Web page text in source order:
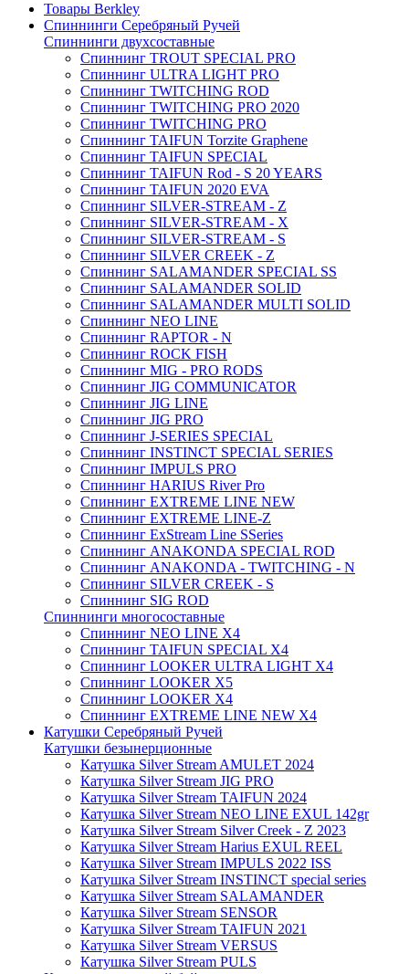
Товары Berkley
Спиннинги Серебряный Ручей
Спиннинги двухсоставные
Спиннинг TROUT SPECIAL PRO
Спиннинг ULTRA LIGHT PRO
Спиннинг TWITCHING ROD
Спиннинг TWITCHING PRO 2020
Спиннинг TWITCHING PRO
Спиннинг TAIFUN Torzite Graphene
Спиннинг TAIFUN SPECIAL
Спиннинг TAIFUN Rod - S 20 YEARS
Спиннинг TAIFUN 2020 EVA
Спиннинг SILVER-STREAM - Z
Спиннинг SILVER-STREAM - X
Спиннинг SILVER-STREAM - S
Спиннинг SILVER CREEK - Z
Спиннинг SALAMANDER SPECIAL SS
Спиннинг SALAMANDER SOLID
Спиннинг SALAMANDER MULTI SOLID
Спиннинг NEO LINE
Спиннинг RAPTOR - N
Спиннинг ROCK FISH
Спиннинг MIG - PRO RODS
Спиннинг JIG COMMUNICATOR
Спиннинг JIG LINE
Спиннинг JIG PRO
Спиннинг J-SERIES SPECIAL
Спиннинг INSTINCT SPECIAL SERIES
Спиннинг IMPULS PRO
Спиннинг HARIUS River Pro
Спиннинг EXTREME LINE NEW
Спиннинг EXTREME LINE-Z
Спиннинг ExStream Line SSeries
Спиннинг ANAKONDA SPECIAL ROD
Спиннинг ANAKONDA - TWITCHING - N
Спиннинг SILVER CREEK - S
Спиннинг SIG ROD
Спиннинги многосоставные
Спиннинг NEO LINE X4
Спиннинг TAIFUN SPECIAL X4
Спиннинг LOOKER ULTRA LIGHT X4
Спиннинг LOOKER X5
Спиннинг LOOKER X4
Спиннинг EXTREME LINE NEW X4
Катушки Серебряный Ручей
Катушки безынерционные
Катушка Silver Stream AMULET 2024
Катушка Silver Stream JIG PRO
Катушка Silver Stream TAIFUN 2024
Катушка Silver Stream NEO LINE EXUL 142gr
Катушка Silver Stream Silver Creek - Z 2023
Катушка Silver Stream Harius EXUL REEL
Катушка Silver Stream IMPULS 2022 ISS
Катушка Silver Stream INSTINCT special series
Катушка Silver Stream SALAMANDER
Катушка Silver Stream SENSOR
Катушка Silver Stream TAIFUN 2021
Катушка Silver Stream VERSUS
Катушка Silver Stream PULS